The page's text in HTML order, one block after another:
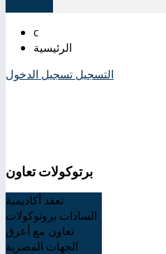
الرئيسية
التسجيل تسجيل الدخول
برتوكولات تعاون
تعقد أكاديمية
السادات بروتوكولات
تعاون مع أعرق
الجهات المصرية